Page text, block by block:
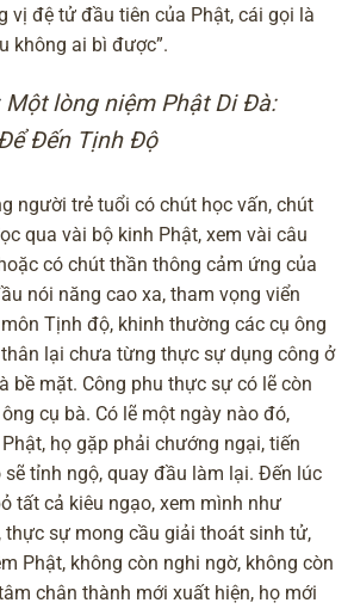
vị đệ tử đầu tiên của Phật, cái gọi là
không ai bì được”.
Một lòng niệm Phật Di Đà:
Đến Tịnh Độ
người trẻ tuổi có chút học vấn, chút
qua vài bộ kinh Phật, xem vài câu
có chút thần thông cảm ứng của
nói năng cao xa, tham vọng viển
Tịnh độ, khinh thường các cụ ông
lại chưa từng thực sự dụng công ở
bề mặt. Công phu thực sự có lẽ còn
cụ bà. Có lẽ một ngày nào đó,
họ gặp phải chướng ngại, tiến
tỉnh ngộ, quay đầu làm lại. Đến lúc
tất cả kiêu ngạo, xem mình như
thực sự mong cầu giải thoát sinh tử,
Phật, không còn nghi ngờ, không còn
chân thành mới xuất hiện, họ mới